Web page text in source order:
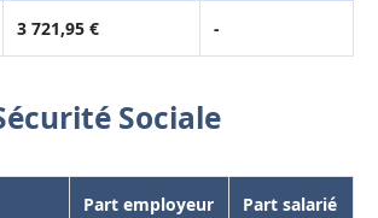
3 721,95 € -
Sociale
Part employeur Part salarié